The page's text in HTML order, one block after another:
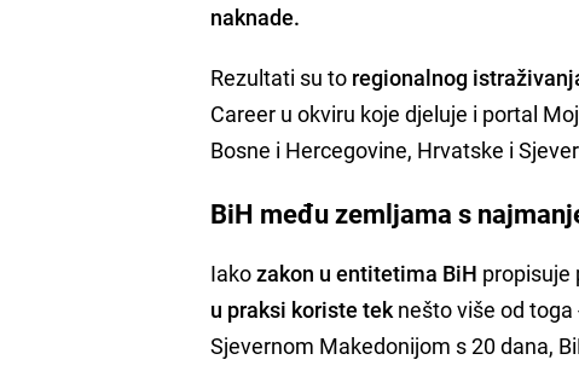
naknade.
Rezultati su to regionalnog
Career u okviru koje djeluje i portal
Bosne i Hercegovine, Hrvatske i
BiH među zemljama s
Iakozakon u entitetima BiH propisuje
u praksi koriste tek nešto više od
Sjevernom Makedonijom s 20 dana,